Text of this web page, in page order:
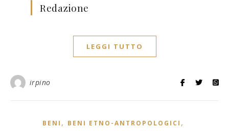
Redazione
LEGGI TUTTO
irpino
BENI , BENI ETNO-ANTROPOLOGICI ,